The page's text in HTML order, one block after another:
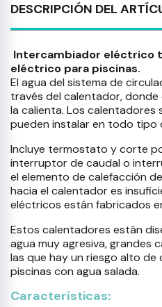
DESCRIPCIÓN DEL
Intercambiador eléctrico
eléctrico para piscinas.
El agua del sistema de
través del calentador,
la calienta. Los calentadores
pueden instalar en todo tipo
Incluye termostato y corte
interruptor de caudal o
el elemento de calefacción
hacia el calentador es
eléctricos están fabricados
Estos calentadores están
agua muy agresiva, grandes
las que hay un riesgo alto de
piscinas con agua salada.
Características: